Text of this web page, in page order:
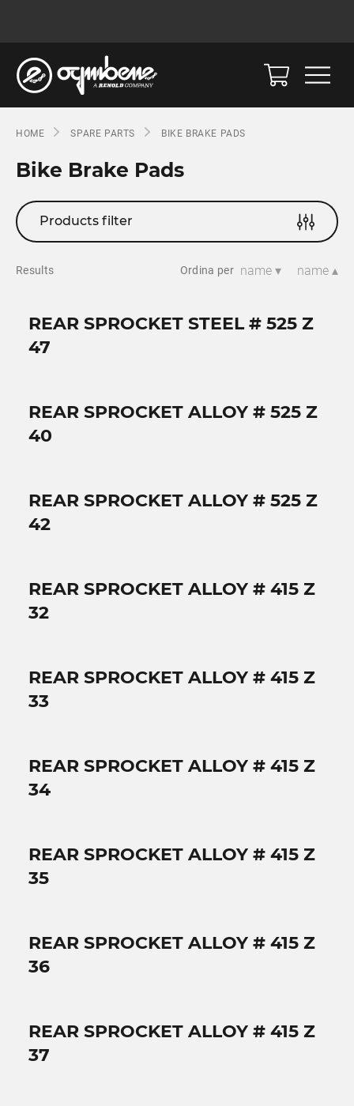
HOME SPARE PARTS BIKE BRAKE PADS
Bike Brake Pads
Products filter
Results Ordina per name ▾ name ▴
REAR SPROCKET STEEL # 525 Z
47
REAR SPROCKET ALLOY # 525 Z
40
REAR SPROCKET ALLOY # 525 Z
42
REAR SPROCKET ALLOY # 415 Z
32
REAR SPROCKET ALLOY # 415 Z
33
REAR SPROCKET ALLOY # 415 Z
34
REAR SPROCKET ALLOY # 415 Z
35
REAR SPROCKET ALLOY # 415 Z
36
REAR SPROCKET ALLOY # 415 Z
37